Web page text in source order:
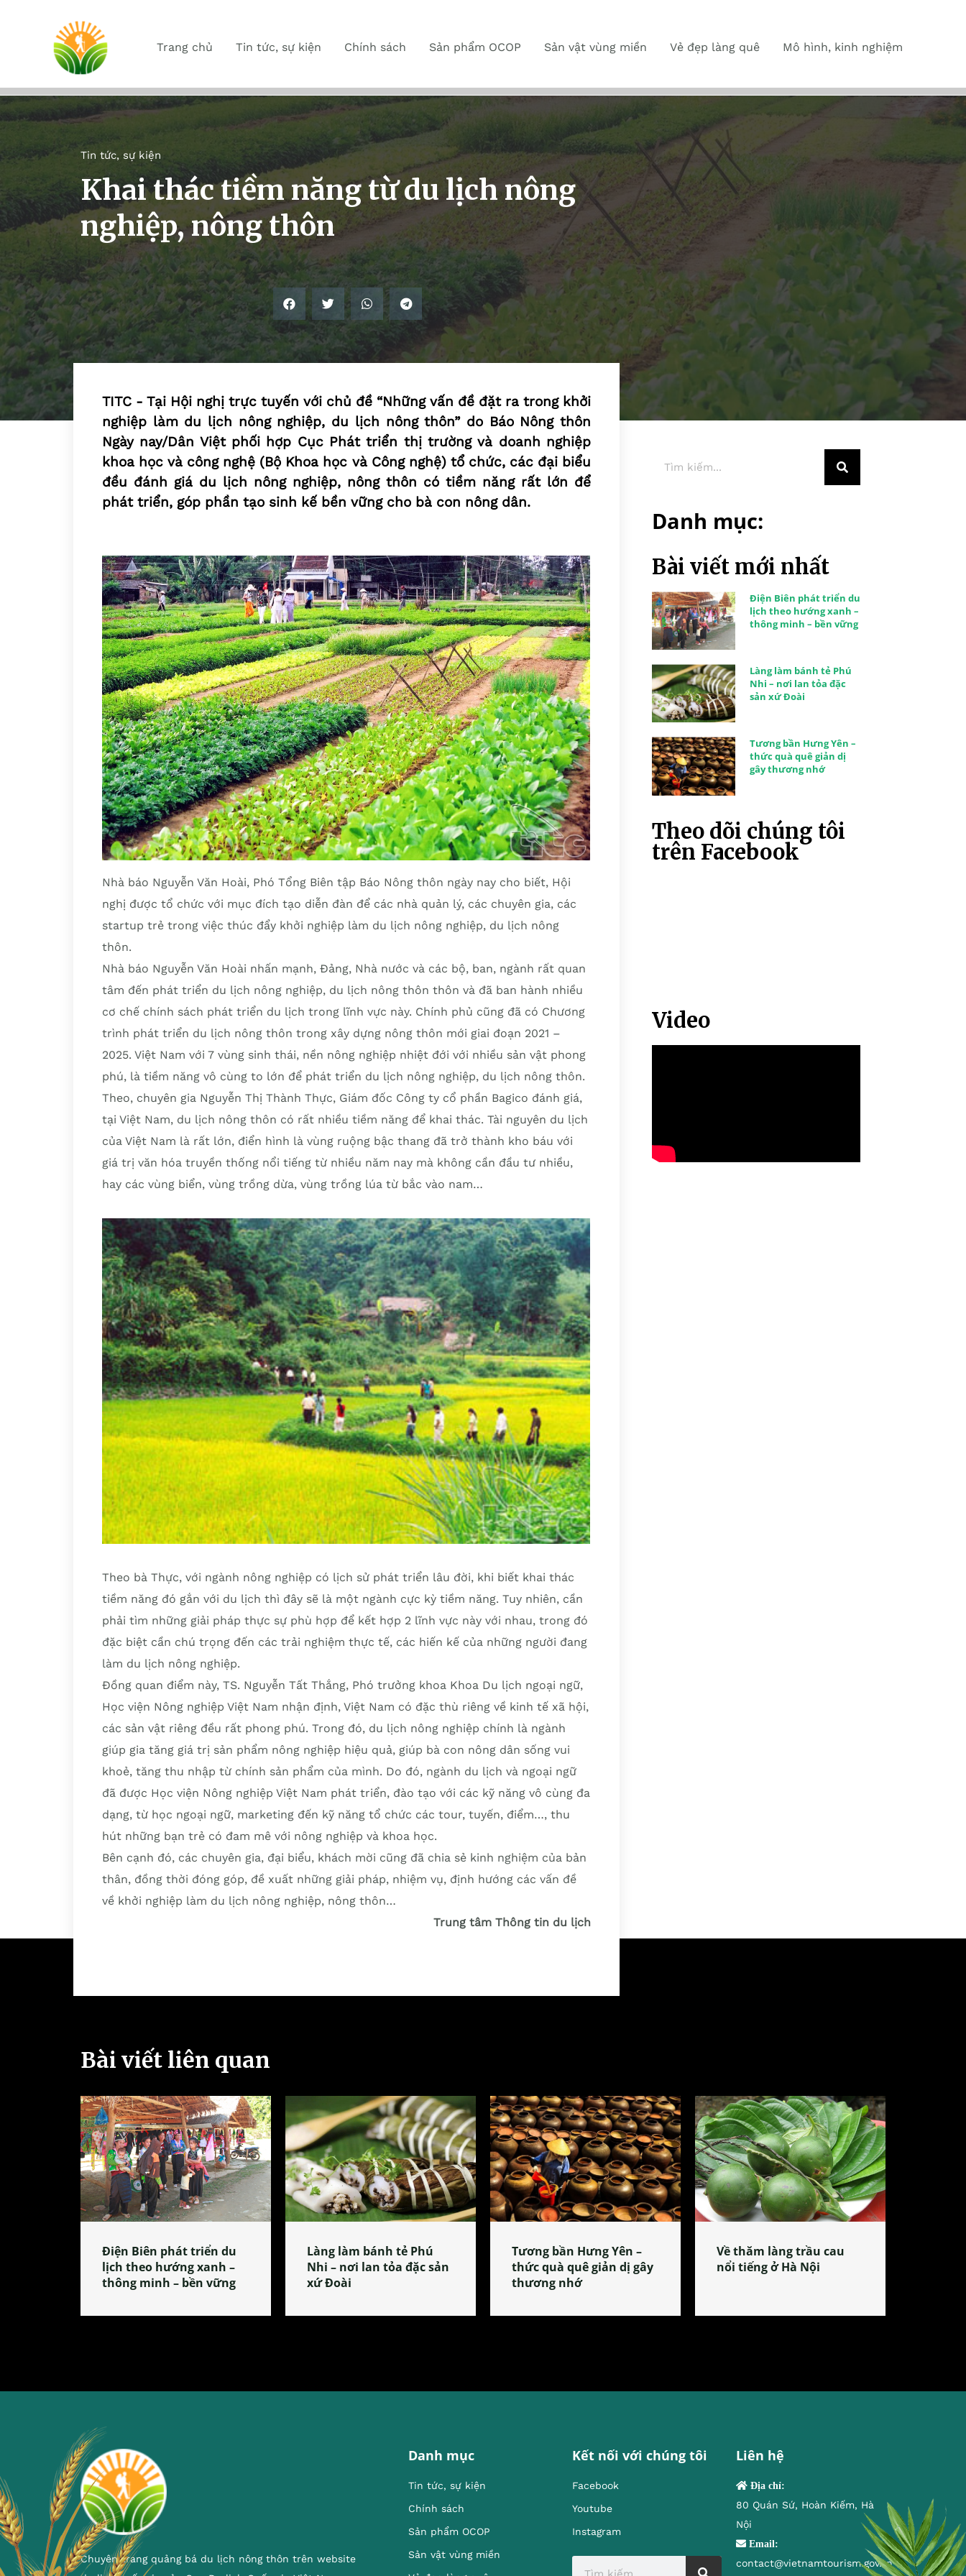
Trang chủ Tin tức, sự kiện Chính sách Sản phẩm OCOP Sản vật vùng miền Vẻ đẹp làng quê Mô hình, kinh nghiệm
Tin tức, sự kiện
Khai thác tiềm năng từ du lịch nông
nghiệp, nông thôn
TITC - Tại Hội nghị trực tuyến với chủ đề “Những vấn đề đặt ra trong khởi
nghiệp làm du lịch nông nghiệp, du lịch nông thôn” do Báo Nông thôn
Ngày nay/Dân Việt phối hợp Cục Phát triển thị trường và doanh nghiệp
khoa học và công nghệ (Bộ Khoa học và Công nghệ) tổ chức, các đại biểu
đều đánh giá du lịch nông nghiệp, nông thôn có tiềm năng rất lớn để
phát triển, góp phần tạo sinh kế bền vững cho bà con nông dân.
Nhà báo Nguyễn Văn Hoài, Phó Tổng Biên tập Báo Nông thôn ngày nay cho biết, Hội
nghị được tổ chức với mục đích tạo diễn đàn để các nhà quản lý, các chuyên gia, các
startup trẻ trong việc thúc đẩy khởi nghiệp làm du lịch nông nghiệp, du lịch nông
thôn.
Nhà báo Nguyễn Văn Hoài nhấn mạnh, Đảng, Nhà nước và các bộ, ban, ngành rất quan
tâm đến phát triển du lịch nông nghiệp, du lịch nông thôn thôn và đã ban hành nhiều
cơ chế chính sách phát triển du lịch trong lĩnh vực này. Chính phủ cũng đã có Chương
trình phát triển du lịch nông thôn trong xây dựng nông thôn mới giai đoạn 2021 –
2025. Việt Nam với 7 vùng sinh thái, nền nông nghiệp nhiệt đới với nhiều sản vật phong
phú, là tiềm năng vô cùng to lớn để phát triển du lịch nông nghiệp, du lịch nông thôn.
Theo, chuyên gia Nguyễn Thị Thành Thực, Giám đốc Công ty cổ phần Bagico đánh giá,
tại Việt Nam, du lịch nông thôn có rất nhiều tiềm năng để khai thác. Tài nguyên du lịch
của Việt Nam là rất lớn, điển hình là vùng ruộng bậc thang đã trở thành kho báu với
giá trị văn hóa truyền thống nổi tiếng từ nhiều năm nay mà không cần đầu tư nhiều,
hay các vùng biển, vùng trồng dừa, vùng trồng lúa từ bắc vào nam…
Theo bà Thực, với ngành nông nghiệp có lịch sử phát triển lâu đời, khi biết khai thác
tiềm năng đó gắn với du lịch thì đây sẽ là một ngành cực kỳ tiềm năng. Tuy nhiên, cần
phải tìm những giải pháp thực sự phù hợp để kết hợp 2 lĩnh vực này với nhau, trong đó
đặc biệt cần chú trọng đến các trải nghiệm thực tế, các hiến kế của những người đang
làm du lịch nông nghiệp.
Đồng quan điểm này, TS. Nguyễn Tất Thắng, Phó trưởng khoa Khoa Du lịch ngoại ngữ,
Học viện Nông nghiệp Việt Nam nhận định, Việt Nam có đặc thù riêng về kinh tế xã hội,
các sản vật riêng đều rất phong phú. Trong đó, du lịch nông nghiệp chính là ngành
giúp gia tăng giá trị sản phẩm nông nghiệp hiệu quả, giúp bà con nông dân sống vui
khoẻ, tăng thu nhập từ chính sản phẩm của mình. Do đó, ngành du lịch và ngoại ngữ
đã được Học viện Nông nghiệp Việt Nam phát triển, đào tạo với các kỹ năng vô cùng đa
dạng, từ học ngoại ngữ, marketing đến kỹ năng tổ chức các tour, tuyến, điểm…, thu
hút những bạn trẻ có đam mê với nông nghiệp và khoa học.
Bên cạnh đó, các chuyên gia, đại biểu, khách mời cũng đã chia sẻ kinh nghiệm của bản
thân, đồng thời đóng góp, đề xuất những giải pháp, nhiệm vụ, định hướng các vấn đề
về khởi nghiệp làm du lịch nông nghiệp, nông thôn…
Trung tâm Thông tin du lịch
Danh mục:
Bài viết mới nhất
Điện Biên phát triển du
lịch theo hướng xanh –
thông minh – bền vững
Làng làm bánh tẻ Phú
Nhi – nơi lan tỏa đặc
sản xứ Đoài
Tương bần Hưng Yên –
thức quà quê giản dị
gây thương nhớ
Theo dõi chúng tôi
trên Facebook
Video
Bài viết liên quan
Điện Biên phát triển du
lịch theo hướng xanh –
thông minh – bền vững
Làng làm bánh tẻ Phú
Nhi – nơi lan tỏa đặc sản
xứ Đoài
Tương bần Hưng Yên –
thức quà quê giản dị gây
thương nhớ
Về thăm làng trầu cau
nổi tiếng ở Hà Nội
Chuyên trang quảng bá du lịch nông thôn trên website
Danh mục
Tin tức, sự kiện
Chính sách
Sản phẩm OCOP
Sản vật vùng miền
Kết nối với chúng tôi
Facebook
Youtube
Instagram
Liên hệ
Địa chỉ:
80 Quán Sứ, Hoàn Kiếm, Hà
Nội
Email:
contact@vietnamtourism.gov.vn